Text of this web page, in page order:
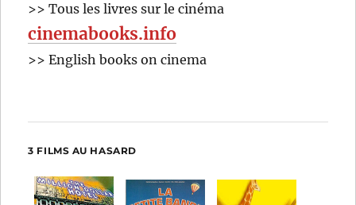
>> Tous les livres sur le cinéma
cinemabooks.info
>> English books on cinema
3 FILMS AU HASARD